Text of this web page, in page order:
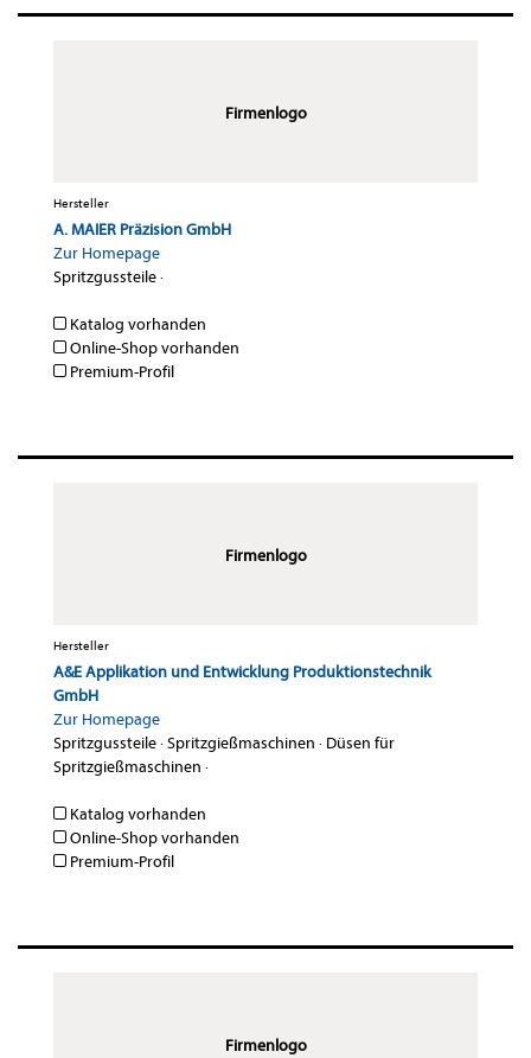
Firmenlogo
Hersteller
A. MAIER Präzision GmbH
Zur Homepage
Spritzgussteile·
Katalog vorhanden
Online-Shop vorhanden
Premium-Profil
Firmenlogo
Hersteller
A&E Applikation und Entwicklung Produktionstechnik
GmbH
Zur Homepage
Spritzgussteile·Spritzgießmaschinen · Düsen für
Spritzgießmaschinen ·
Katalog vorhanden
Online-Shop vorhanden
Premium-Profil
Firmenlogo